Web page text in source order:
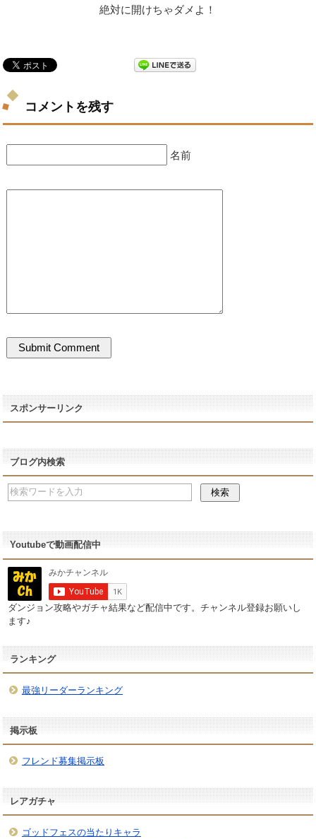
絶対に開けちゃダメよ！
コメントを残す
名前
スポンサーリンク
ブログ内検索
Youtubeで動画配信中
ダンジョン攻略やガチャ結果など配信中です。チャンネル登録お願いし
ます♪
ランキング
最強リーダーランキング
掲示板
フレンド募集掲示板
レアガチャ
ゴッドフェスの当たりキャラ